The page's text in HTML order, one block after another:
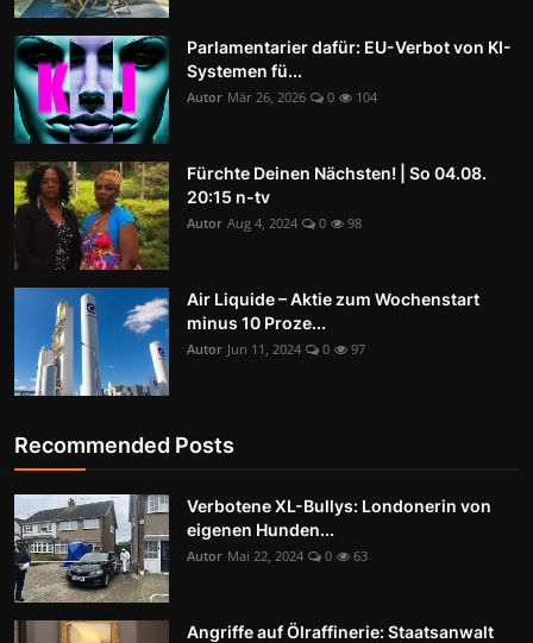
Parlamentarier dafür: EU-Verbot von KI-
Systemen fü...
Autor Mär 26, 2026 0 104
Fürchte Deinen Nächsten! | So 04.08.
20:15 n-tv
Autor Aug 4, 2024 0 98
Air Liquide – Aktie zum Wochenstart
minus 10 Proze...
Autor Jun 11, 2024 0 97
Recommended Posts
Verbotene XL-Bullys: Londonerin von
eigenen Hunden...
Autor Mai 22, 2024 0 63
Angriffe auf Ölraffinerie: Staatsanwalt